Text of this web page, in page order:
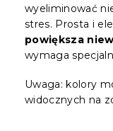
wyeliminować
stres. Prosta i
powiększa
wymaga
Uwaga: kolory
widocznych na